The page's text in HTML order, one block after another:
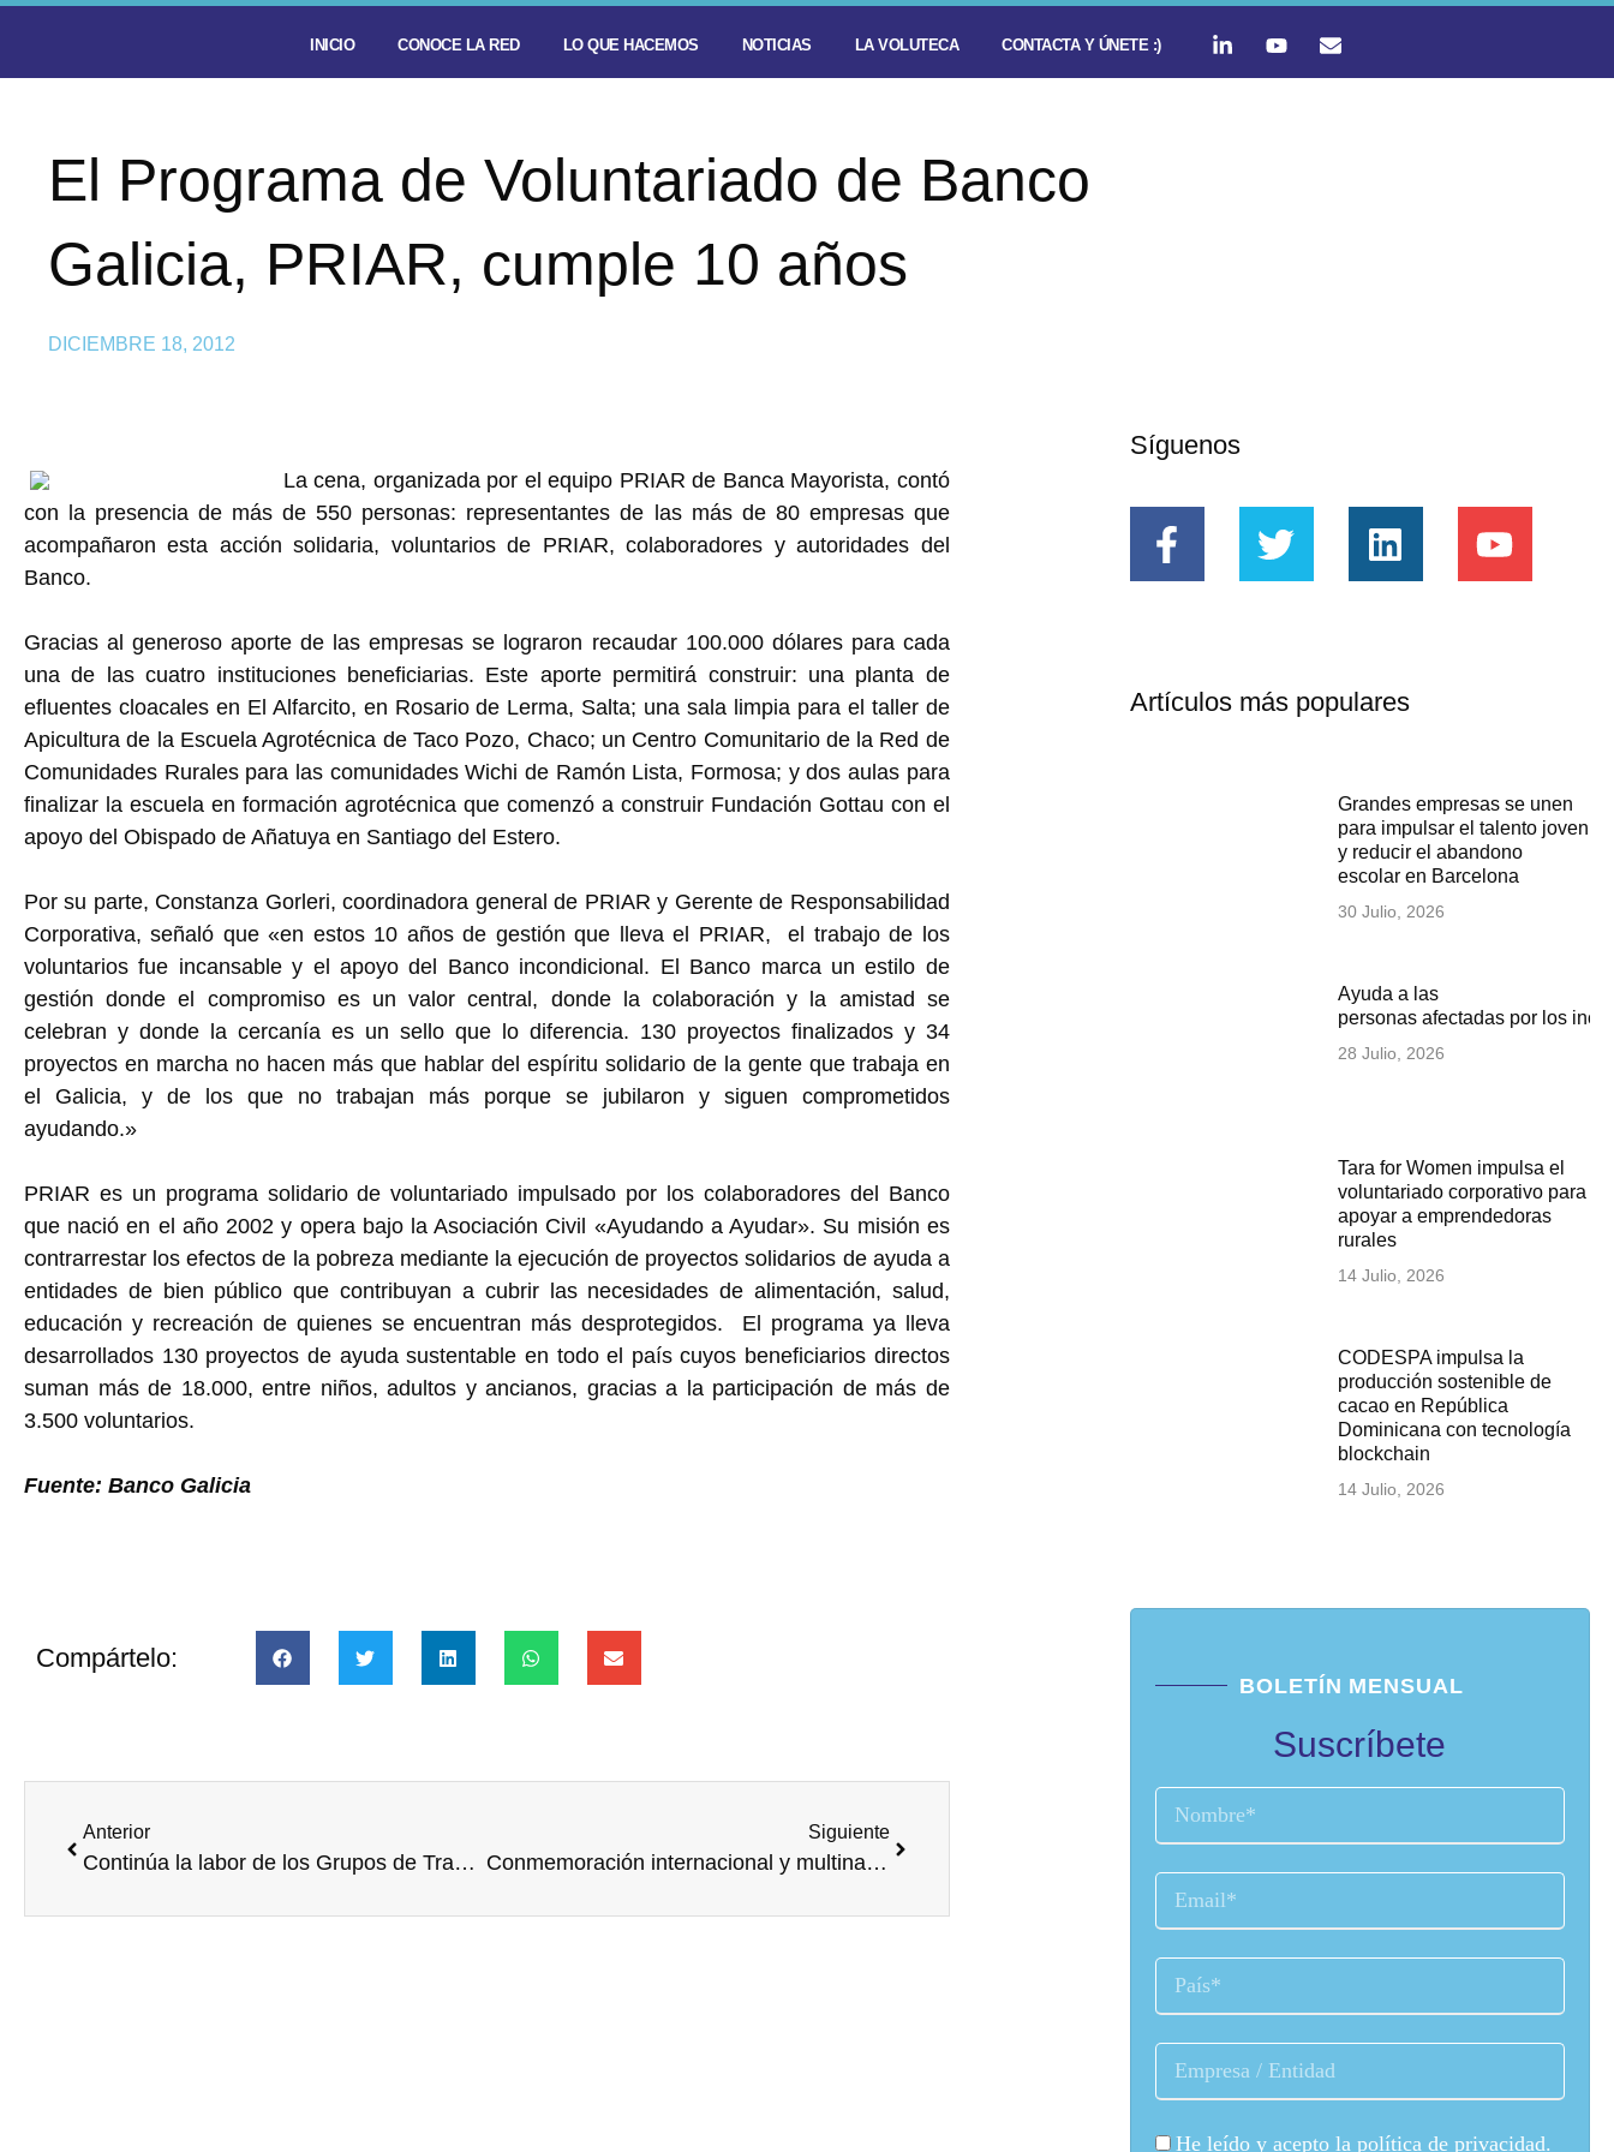
INICIO CONOCE LA RED LO QUE HACEMOS NOTICIAS LA VOLUTECA CONTACTA Y ÚNETE :)
El Programa de Voluntariado de Banco
Galicia, PRIAR, cumple 10 años
DICIEMBRE 18, 2012
La cena, organizada por el equipo PRIAR de Banca Mayorista, contó
con la presencia de más de 550 personas: representantes de las más de 80 empresas que
acompañaron esta acción solidaria, voluntarios de PRIAR, colaboradores y autoridades del
Banco.
Gracias al generoso aporte de las empresas se lograron recaudar 100.000 dólares para cada
una de las cuatro instituciones beneficiarias. Este aporte permitirá construir: una planta de
efluentes cloacales en El Alfarcito, en Rosario de Lerma, Salta; una sala limpia para el taller de
Apicultura de la Escuela Agrotécnica de Taco Pozo, Chaco; un Centro Comunitario de la Red de
Comunidades Rurales para las comunidades Wichi de Ramón Lista, Formosa; y dos aulas para
finalizar la escuela en formación agrotécnica que comenzó a construir Fundación Gottau con el
apoyo del Obispado de Añatuya en Santiago del Estero.
Por su parte, Constanza Gorleri, coordinadora general de PRIAR y Gerente de Responsabilidad
Corporativa, señaló que «en estos 10 años de gestión que lleva el PRIAR, el trabajo de los
voluntarios fue incansable y el apoyo del Banco incondicional. El Banco marca un estilo de
gestión donde el compromiso es un valor central, donde la colaboración y la amistad se
celebran y donde la cercanía es un sello que lo diferencia. 130 proyectos finalizados y 34
proyectos en marcha no hacen más que hablar del espíritu solidario de la gente que trabaja en
el Galicia, y de los que no trabajan más porque se jubilaron y siguen comprometidos
ayudando.»
PRIAR es un programa solidario de voluntariado impulsado por los colaboradores del Banco
que nació en el año 2002 y opera bajo la Asociación Civil «Ayudando a Ayudar». Su misión es
contrarrestar los efectos de la pobreza mediante la ejecución de proyectos solidarios de ayuda a
entidades de bien público que contribuyan a cubrir las necesidades de alimentación, salud,
educación y recreación de quienes se encuentran más desprotegidos. El programa ya lleva
desarrollados 130 proyectos de ayuda sustentable en todo el país cuyos beneficiarios directos
suman más de 18.000, entre niños, adultos y ancianos, gracias a la participación de más de
3.500 voluntarios.
Fuente: Banco Galicia
Compártelo:
Anterior
Continúa la labor de los Grupos de Trabajo en VOLUNTARE
Siguiente
Conmemoración internacional y multinacional del Voluntariado
Síguenos
Artículos más populares
Grandes empresas se unen
para impulsar el talento joven
y reducir el abandono
escolar en Barcelona
30 Julio, 2026
Ayuda a las
personas afectadas por los
28 Julio, 2026
Tara for Women impulsa el
voluntariado corporativo para
apoyar a emprendedoras
rurales
14 Julio, 2026
CODESPA impulsa la
producción sostenible de
cacao en República
Dominicana con tecnología
blockchain
14 Julio, 2026
BOLETÍN MENSUAL
Suscríbete
He leído y acepto la política de privacidad.